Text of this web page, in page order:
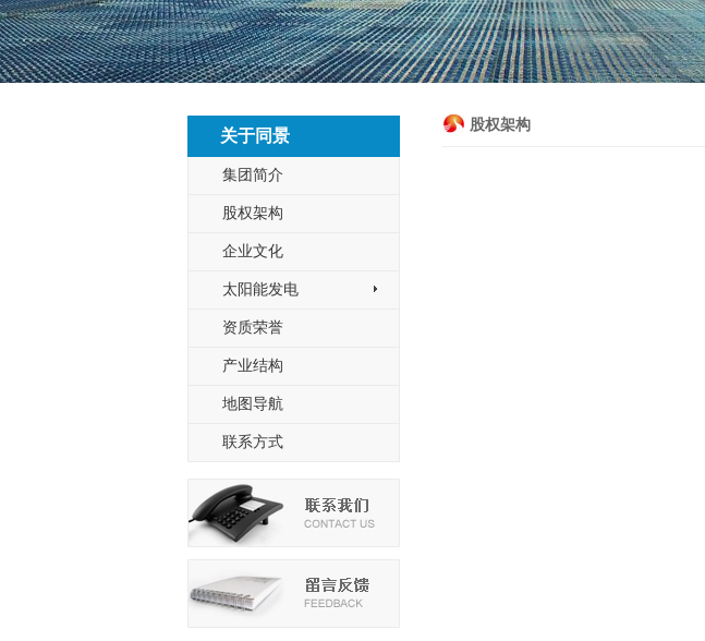
关于同景
集团简介
股权架构
企业文化
太阳能发电
资质荣誉
产业结构
地图导航
联系方式
股权架构